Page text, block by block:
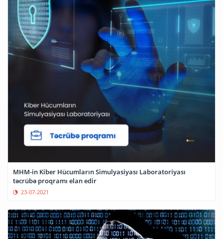
MHM-in Kiber Hücumların Simulyasiyası Laboratoriyası
təcrübə proqramı elan edir
23-07-2021